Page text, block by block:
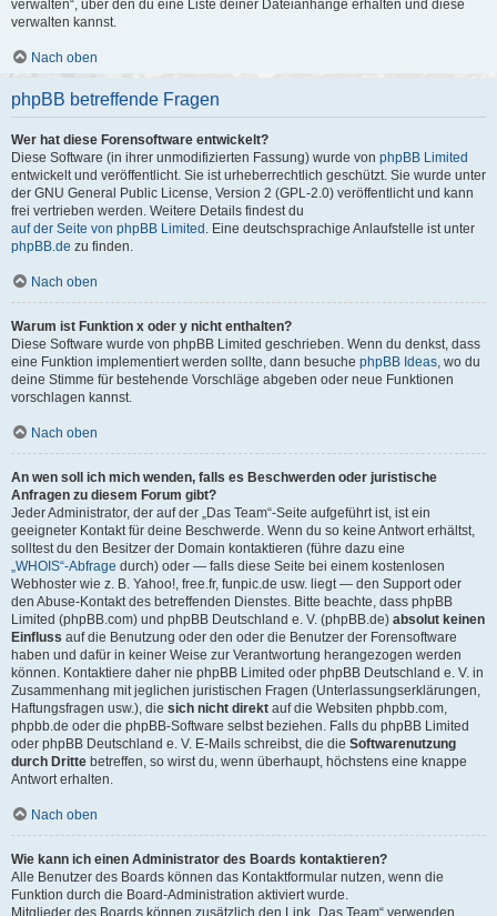
verwalten“, über den du eine Liste deiner Dateianhänge erhalten und diese
verwalten kannst.
Nach oben
phpBB betreffende Fragen
Wer hat diese Forensoftware entwickelt?
Diese Software (in ihrer unmodifizierten Fassung) wurde von phpBB Limited
entwickelt und veröffentlicht. Sie ist urheberrechtlich geschützt. Sie wurde unter
der GNU General Public License, Version 2 (GPL-2.0) veröffentlicht und kann
frei vertrieben werden. Weitere Details findest du
auf der Seite von phpBB Limited . Eine deutschsprachige Anlaufstelle ist unter
phpBB.de zu finden.
Nach oben
Warum ist Funktion x oder y nicht enthalten?
Diese Software wurde von phpBB Limited geschrieben. Wenn du denkst, dass
eine Funktion implementiert werden sollte, dann besuche phpBB Ideas, wo du
deine Stimme für bestehende Vorschläge abgeben oder neue Funktionen
vorschlagen kannst.
Nach oben
An wen soll ich mich wenden, falls es Beschwerden oder juristische
Anfragen zu diesem Forum gibt?
Jeder Administrator, der auf der „Das Team“-Seite aufgeführt ist, ist ein
geeigneter Kontakt für deine Beschwerde. Wenn du so keine Antwort erhältst,
solltest du den Besitzer der Domain kontaktieren (führe dazu eine
„WHOIS“-Abfrage durch) oder — falls diese Seite bei einem kostenlosen
Webhoster wie z. B. Yahoo!, free.fr, funpic.de usw. liegt — den Support oder
den Abuse-Kontakt des betreffenden Dienstes. Bitte beachte, dass phpBB
Limited (phpBB.com) und phpBB Deutschland e. V. (phpBB.de) absolut keinen
Einfluss auf die Benutzung oder den oder die Benutzer der Forensoftware
haben und dafür in keiner Weise zur Verantwortung herangezogen werden
können. Kontaktiere daher nie phpBB Limited oder phpBB Deutschland e. V. in
Zusammenhang mit jeglichen juristischen Fragen (Unterlassungserklärungen,
Haftungsfragen usw.), die sich nicht direkt auf die Websiten phpbb.com,
phpbb.de oder die phpBB-Software selbst beziehen. Falls du phpBB Limited
oder phpBB Deutschland e. V. E-Mails schreibst, die die Softwarenutzung
durch Dritte betreffen, so wirst du, wenn überhaupt, höchstens eine knappe
Antwort erhalten.
Nach oben
Wie kann ich einen Administrator des Boards kontaktieren?
Alle Benutzer des Boards können das Kontaktformular nutzen, wenn die
Funktion durch die Board-Administration aktiviert wurde.
Mitglieder des Boards können zusätzlich den Link „Das Team“ verwenden.